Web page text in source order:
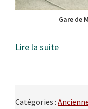
Gare de
Lire la suite
Catégories :